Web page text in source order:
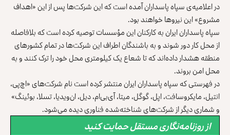
در اعلامیه‌ی سپاه پاسداران آمده است که این شرکت‌ها پس از این «اهداف
مشروع» این نیروها خواهند بود.
سپاه پاسداران ایران به کارکنان این مؤسسات توصیه کرده است که بلافاصله
از محل کار دور شوند و به باشندگان اطراف این شرکت‌ها در تمام کشورهای
منطقه هشدار داده‌اند که تا شعاع یک کیلومتری محل خود را ترک کنند و به
محل امن بروند.
در فهرستی که سپاه پاسداران ایران منتشر کرده است نام شرکت‌های «اچ‌پی،
انتیل، مایکروسافت، اپل، گوگل، میتا، آی‌بی‌ام، دیل، ان‌ویدیا، تسلا، بوئینگ»
و شماری دیگر از شرکت‌های شناخته‌شده فناوری دیده می‌شود.
از روزنامه‌نگاری مستقل حمایت کنید